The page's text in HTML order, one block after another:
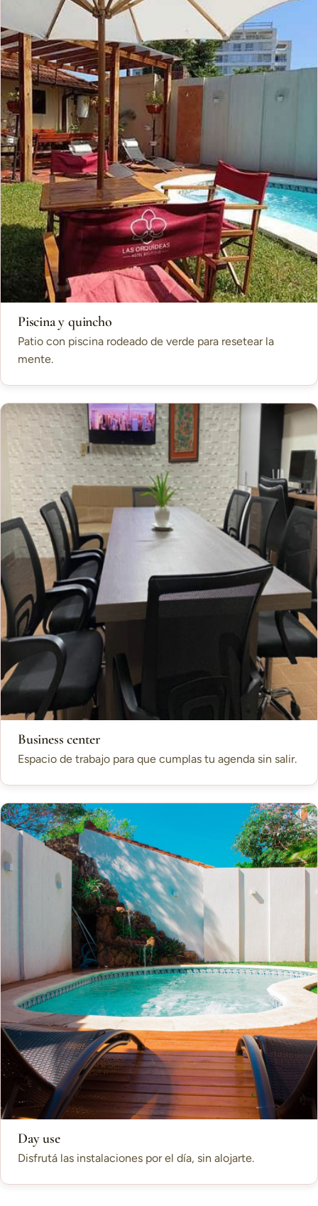
Piscina y quincho
Patio con piscina rodeado de verde para resetear la
mente.
Business center
Espacio de trabajo para que cumplas tu agenda sin salir.
Day use
Disfrutá las instalaciones por el día, sin alojarte.